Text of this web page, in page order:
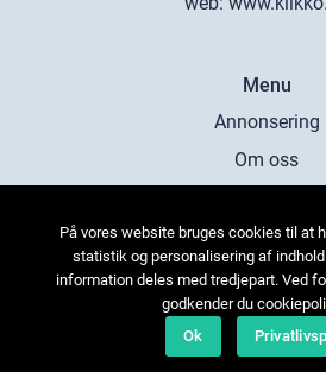
Menu
Annonsering
Om oss
Kontakta oss
Sitemap
På vores website bruges cookies til at
statistik og personalisering af indhold
information deles med tredjepart. Ved
godkender du
Ok